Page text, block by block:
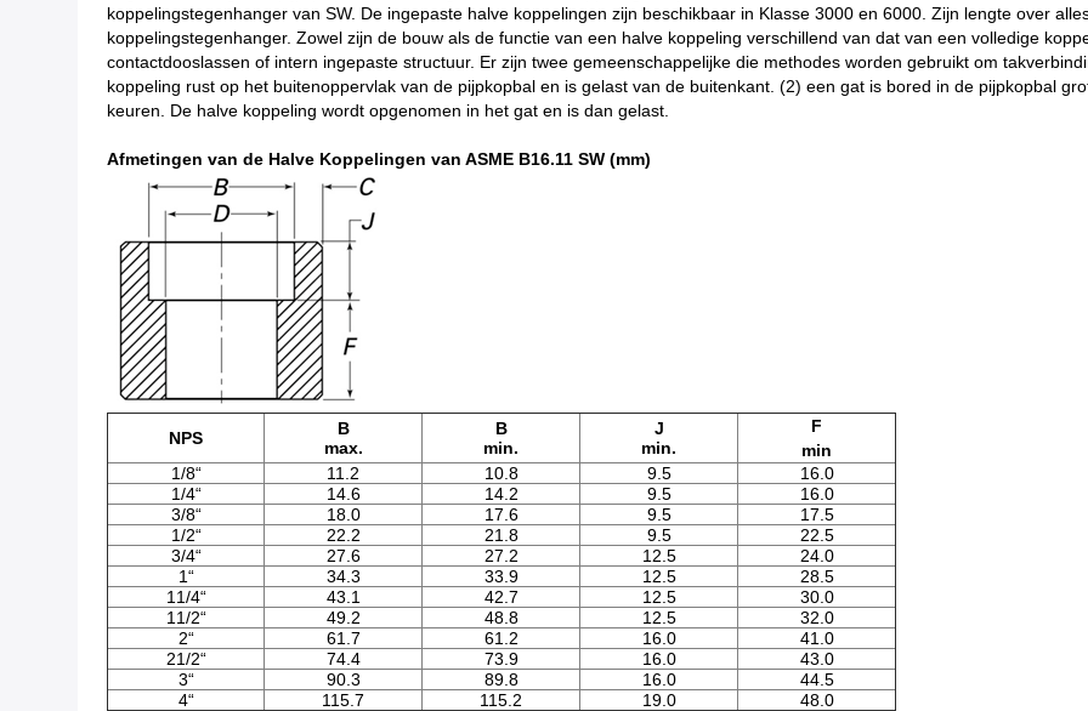
koppelingstegenhanger van SW. De ingepaste halve koppelingen zijn beschikbaar in Klasse 3000 en 6000. Zijn lengte over
koppelingstegenhanger. Zowel zijn de bouw als de functie van een halve koppeling verschillend van dat van een volledige
contactdooslassen of intern ingepaste structuur. Er zijn twee gemeenschappelijke die methodes worden gebruikt om
koppeling rust op het buitenoppervlak van de pijpkopbal en is gelast van de buitenkant. (2) een gat is bored in de pijpkopbal
keuren. De halve koppeling wordt opgenomen in het gat en is dan gelast.
Afmetingen van de Halve Koppelingen van ASME B16.11 SW (mm)
NPS
B
max.
B
min.
J
min.
F
min
1/8“
11.2 10.8 9.5
16.0
1/4“
14.6 14.2 9.5
16.0
3/8“
18.0 17.6 9.5
17.5
1/2“
22.2 21.8 9.5
22.5
3/4“
27.6 27.2 12.5
24.0
1“
34.3 33.9 12.5
28.5
11/4“
43.1 42.7 12.5
30.0
11/2“
49.2 48.8 12.5
32.0
2“
61.7 61.2 16.0
41.0
21/2“
74.4 73.9 16.0
43.0
3“
90.3 89.8 16.0
44.5
4“
115.7 115.2 19.0 48.0